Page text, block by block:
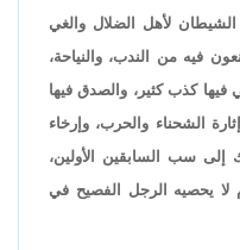
الشيطان لأهل الضلال والغي
فيه من الندب، والنياحة،
فيها كذب كثير، والصدق فيها
الشحناء والحرب، وإرخاء
إلى سب السابقين الأولين،
يحصيه الرجل الفصيح في